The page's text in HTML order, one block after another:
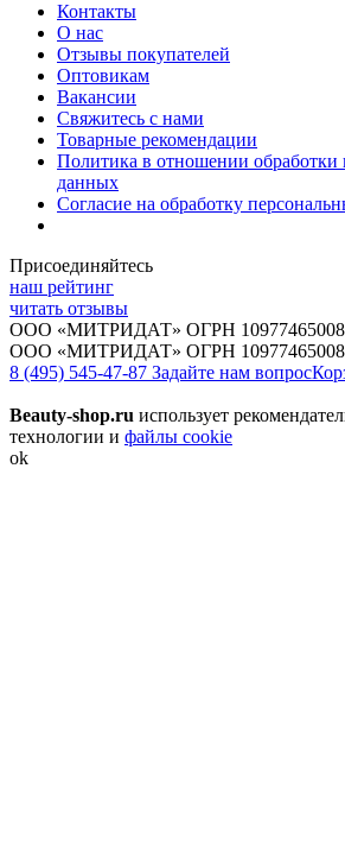
Контакты
О нас
Отзывы покупателей
Оптовикам
Вакансии
Свяжитесь с нами
Товарные рекомендации
Политика в отношении обработки
данных
Согласие на обработку
Присоединяйтесь
наш рейтинг
читать отзывы
ООО «МИТРИДАТ» ОГРН
ООО «МИТРИДАТ» ОГРН
8 (495) 545-47-87 Задайте нам вопрос
Beauty-shop.ru использует
технологии и файлы cookie
ok